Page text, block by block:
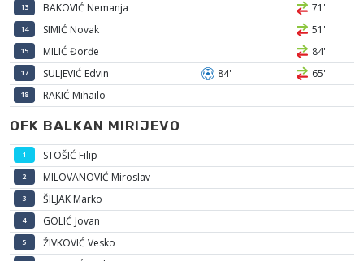
13 BAKOVIĆ Nemanja 71'
14 SIMIĆ Novak 51'
15 MILIĆ Đorđe 84'
17 SULJEVIĆ Edvin 84' 65'
18 RAKIĆ Mihailo
OFK BALKAN MIRIJEVO
1 STOŠIĆ Filip
2 MILOVANOVIĆ Miroslav
3 ŠILJAK Marko
4 GOLIĆ Jovan
5 ŽIVKOVIĆ Vesko